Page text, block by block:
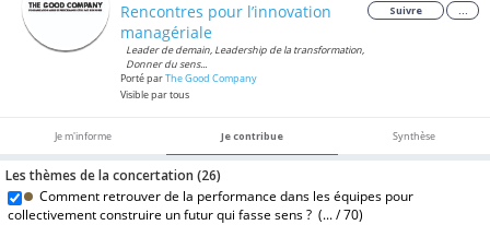
Rencontres pour l’innovation
managériale
Leader de demain, Leadership de la transformation,
Donner du sens...
Porté parThe Good Company
Visible par tous
Suivre ...
Je m'informe Je contribue Synthèse
Les thèmes de la concertation (26)
Comment retrouver de la performance dans les équipes pour
collectivement construire un futur qui fasse sens ? (... /70)